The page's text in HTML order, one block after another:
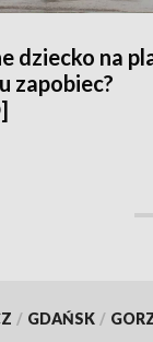
dziecko na
zapobiec?
/ GDAŃSK /